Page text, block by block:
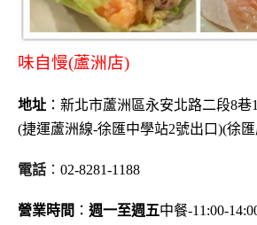
味自慢(蘆洲店)
地址 ：新北市蘆洲區永安北路二段8巷
(捷運蘆洲線-徐匯中學站2號出口)(徐
電話 ： 02-8281-1188
營業時間 ： 週一至週五中餐-11:00-